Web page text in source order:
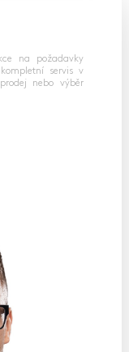
na požadavky
servis v
nebo výběr